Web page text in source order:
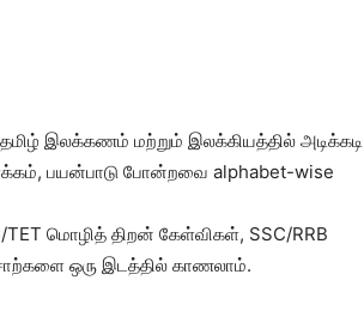
இலக்கணம் மற்றும் இலக்கியத்தில் அடிக்கடி
பயன்பாடு போன்றவை alphabet-wise
TET மொழித் திறன் கேள்விகள், SSC/RRB
ஒரு இடத்தில் காணலாம்.